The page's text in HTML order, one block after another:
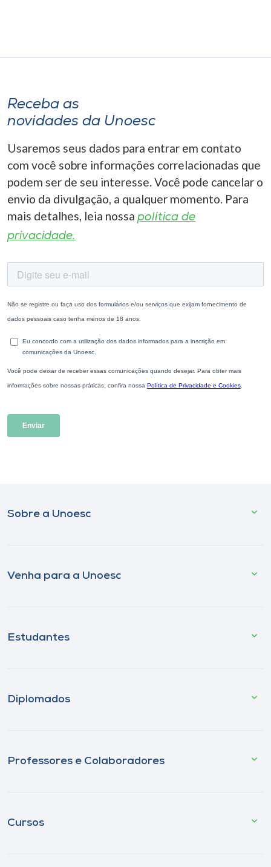
Receba as
novidades da Unoesc
Usaremos seus dados para entrar em contato
com você sobre informações correlacionadas que
podem ser de seu interesse. Você pode cancelar o
envio da divulgação, a qualquer momento. Para
mais detalhes, leia nossa política de
privacidade.
Sobre a Unoesc
Venha para a Unoesc
Estudantes
Diplomados
Professores e Colaboradores
Cursos